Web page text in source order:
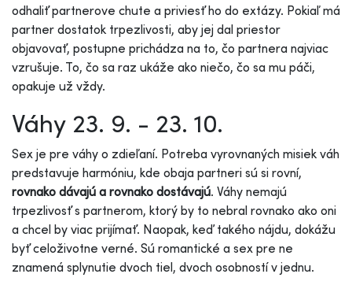
odhaliť partnerove chute a priviesť ho do extázy. Pokiaľ má
partner dostatok trpezlivosti, aby jej dal priestor
objavovať, postupne prichádza na to, čo partnera najviac
vzrušuje. To, čo sa raz ukáže ako niečo, čo sa mu páči,
opakuje už vždy.
Váhy 23. 9. - 23. 10.
Sex je pre váhy o zdieľaní. Potreba vyrovnaných misiek váh
predstavuje harmóniu, kde obaja partneri sú si rovní,
rovnako dávajú a rovnako dostávajú. Váhy nemajú
trpezlivosť s partnerom, ktorý by to nebral rovnako ako oni
a chcel by viac prijímať. Naopak, keď takého nájdu, dokážu
byť celoživotne verné. Sú romantické a sex pre ne
znamená splynutie dvoch tiel, dvoch osobností v jednu.